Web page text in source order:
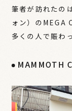
筆者が訪れたの
ォン）のMEGA
多くの人で賑わ
MAMMOTH